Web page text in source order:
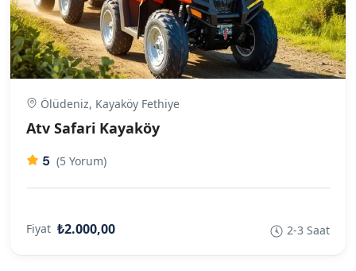
Ölüdeniz, Kayaköy Fethiye
Atv Safari Kayaköy
5 (5 Yorum)
Fiyat ₺2.000,00 2-3 Saat